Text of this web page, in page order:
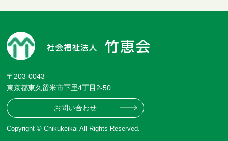
〒203-0043
東京都東久留米市下里4丁目2-50
お問い合わせ
Copyright © Chikukeikai All Rights Reserved.